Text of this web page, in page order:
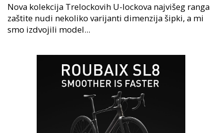
Nova kolekcija Trelockovih U-lockova najvišeg ranga
zaštite nudi nekoliko varijanti dimenzija šipki, a mi
smo izdvojili model...